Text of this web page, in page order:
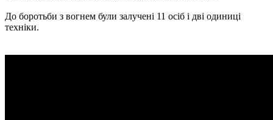
До боротьби з вогнем були залучені 11 осіб і дві одиниці
техніки.